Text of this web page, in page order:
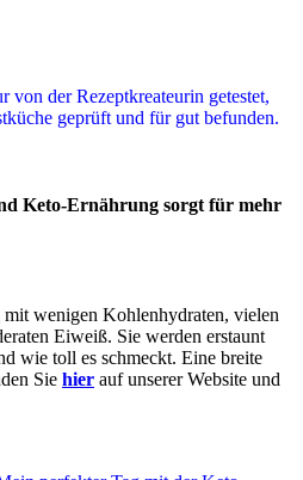
von der Rezeptkreateurin getestet,
geprüft und für gut befunden.
Keto-Ernährung sorgt für mehr
wenigen Kohlenhydraten, vielen
Eiweiß. Sie werden erstaunt
wie toll es schmeckt. Eine breite
Sie hier auf unserer Website und